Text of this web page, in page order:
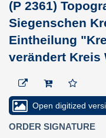
(P 2361)
Siegenschen
Eintheilung
verändert Kreis
Open digitized
ORDER SIGNATURE